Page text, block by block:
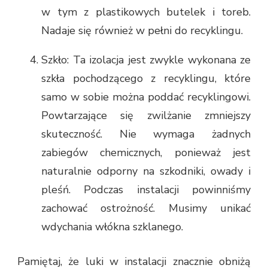
w tym z plastikowych butelek i toreb.
Nadaje się również w pełni do recyklingu.
Szkło: Ta izolacja jest zwykle wykonana ze
szkła pochodzącego z recyklingu, które
samo w sobie można poddać recyklingowi.
Powtarzające się zwilżanie zmniejszy
skuteczność. Nie wymaga żadnych
zabiegów chemicznych, ponieważ jest
naturalnie odporny na szkodniki, owady i
pleśń. Podczas instalacji powinniśmy
zachować ostrożność. Musimy unikać
wdychania włókna szklanego.
Pamiętaj, że luki w instalacji znacznie obniżą